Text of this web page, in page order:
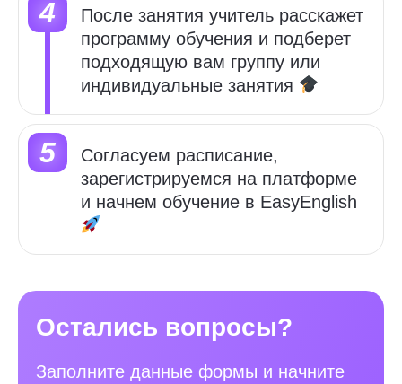
После занятия учитель расскажет
программу обучения и подберет
подходящую вам группу или
индивидуальные занятия
Cогласуем расписание,
зарегистрируемся на платформе
и начнем обучение в EasyEnglish
Остались вопросы?
Заполните данные формы и начните